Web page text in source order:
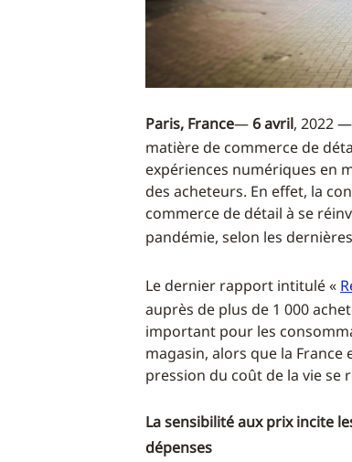
Paris, France— 6avril, 2022
matière de commerce de
expériences numériques en
des acheteurs. En effet, la
commerce de détail à se
pandémie, selon les
Le dernier rapport intitulé «
auprès de plus de 1 000
important pour les
magasin, alors que la
pression du coût de la vie se
La sensibilité aux prix incite
dépenses